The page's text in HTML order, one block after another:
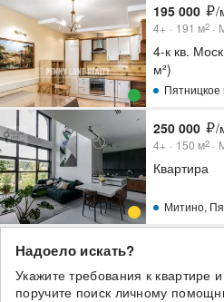
195 000 /
4+ 191 м2
4-к кв.
м²)
Пятницкое
250 000 /
4+ 150 м2
Квартира
Митино,
Надоело искать?
Укажите требования к квартире и
поручите поиск личному